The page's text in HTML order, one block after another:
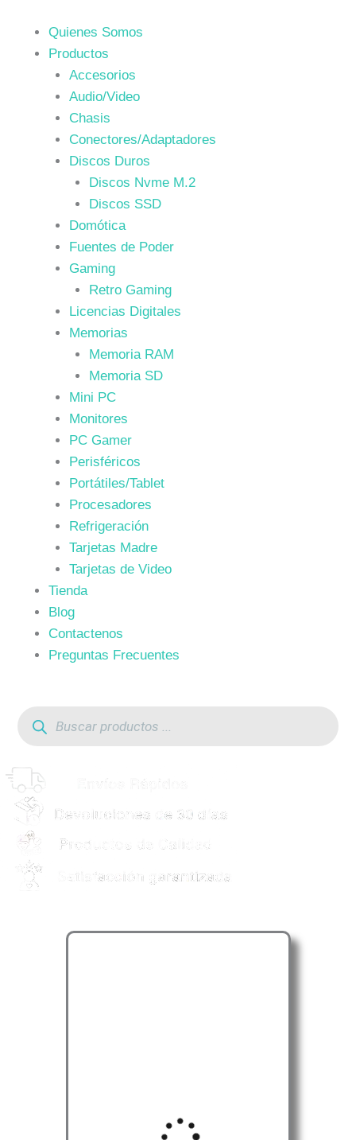
Quienes Somos
Productos
Accesorios
Audio/Video
Chasis
Conectores/Adaptadores
Discos Duros
Discos Nvme M.2
Discos SSD
Domótica
Fuentes de Poder
Gaming
Retro Gaming
Licencias Digitales
Memorias
Memoria RAM
Memoria SD
Mini PC
Monitores
PC Gamer
Perisféricos
Portátiles/Tablet
Procesadores
Refrigeración
Tarjetas Madre
Tarjetas de Video
Tienda
Blog
Contactenos
Preguntas Frecuentes
productos